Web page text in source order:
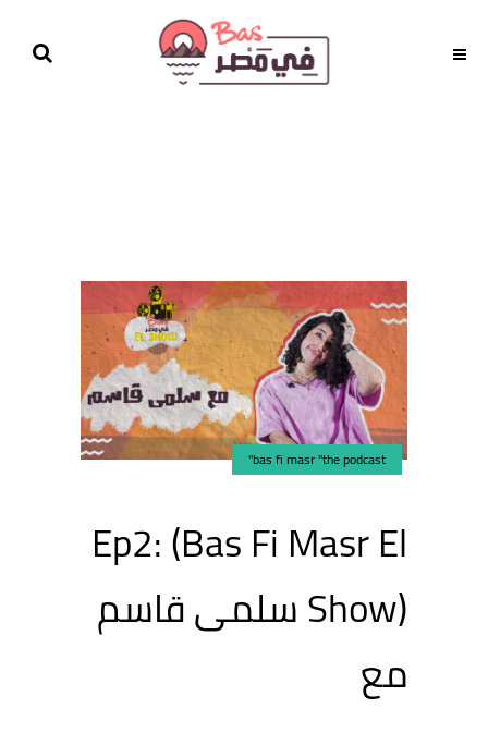
bas fi masr "the podcast"
Ep2: (Bas Fi Masr El
Show) سلمى قاسم
مع